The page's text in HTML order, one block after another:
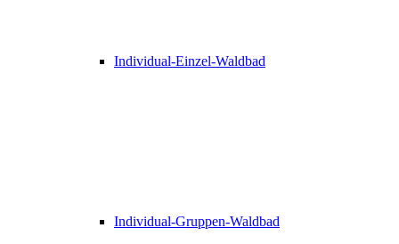
Individual-Einzel-Waldbad
Individual-Gruppen-Waldbad